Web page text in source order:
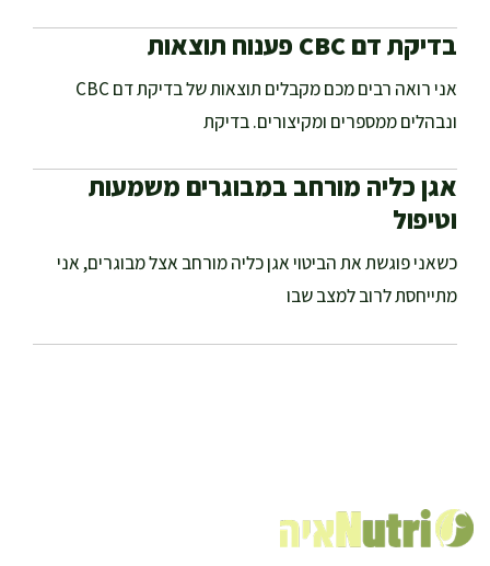
בדיקת דם CBC פענוח תוצאות
אני רואה רבים מכם מקבלים תוצאות של בדיקת דם CBC
ונבהלים ממספרים ומקיצורים. בדיקת
אגן כליה מורחב במבוגרים משמעות
וטיפול
כשאני פוגשת את הביטוי אגן כליה מורחב אצל מבוגרים, אני
מתייחסת לרוב למצב שבו